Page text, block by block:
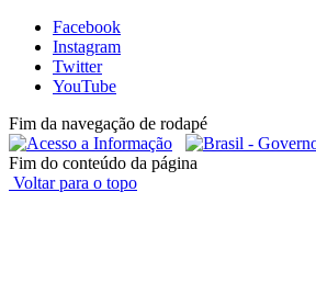
Facebook
Instagram
Twitter
YouTube
Fim da navegação de rodapé
Fim do conteúdo da página
Voltar para o topo